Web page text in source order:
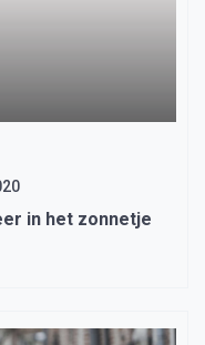
in het zonnetje